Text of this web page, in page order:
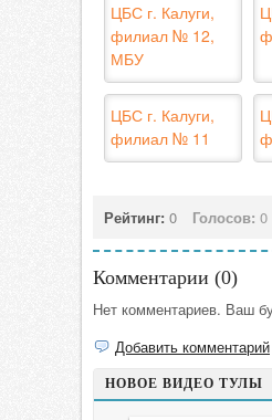
ЦБС г. Калуги,
филиал № 12,
МБУ
ЦБС г. Калуги,
филиал № 11
Рейтинг: 0 Голосов: 0
Комментарии (0)
Нет комментариев. Ваш
Добавить комментарий
НОВОЕ ВИДЕО ТУЛЫ